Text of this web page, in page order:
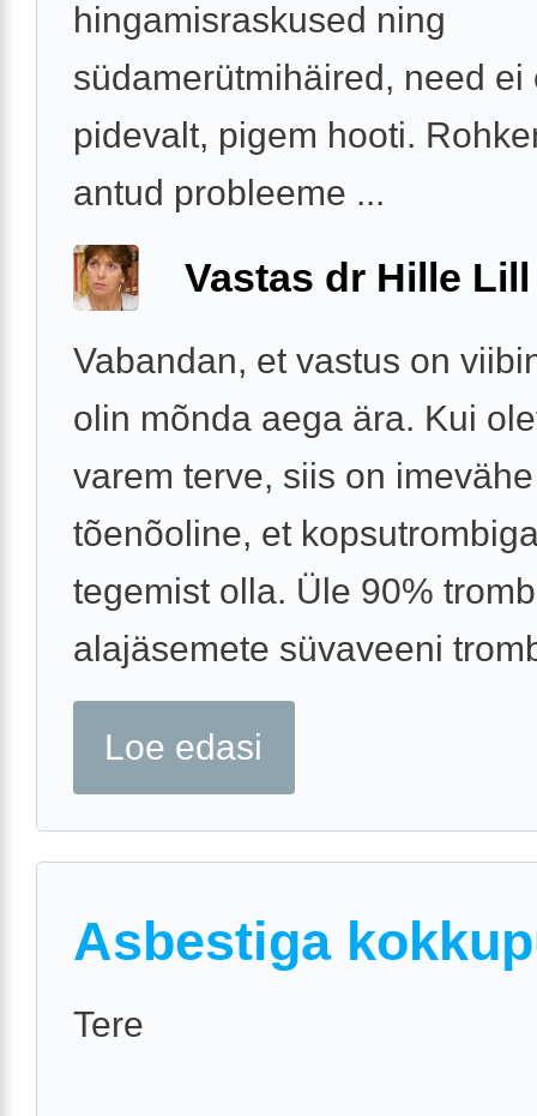
hingamisraskused ning
südamerütmihäired, need ei
pidevalt, pigem hooti.
antud probleeme ...
Vastas dr Hille Lill
Vabandan, et vastus on
olin mõnda aega ära. Kui
varem terve, siis on imevähe
tõenõoline, et
tegemist olla. Üle 90%
alajäsemete süvaveeni
Loe edasi
Asbestiga
Tere